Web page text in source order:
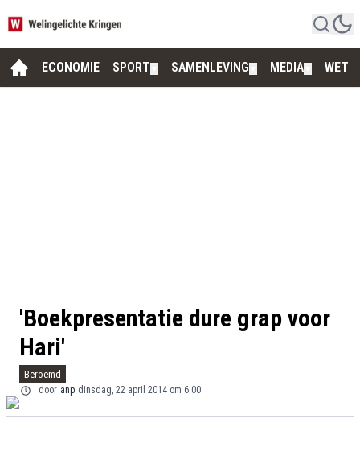
ECONOMIE SPORT SAMENLEVING MEDIA
'Boekpresentatie dure grap voor
Hari'
Beroemd
door anp dinsdag, 22 april 2014 om 6:00